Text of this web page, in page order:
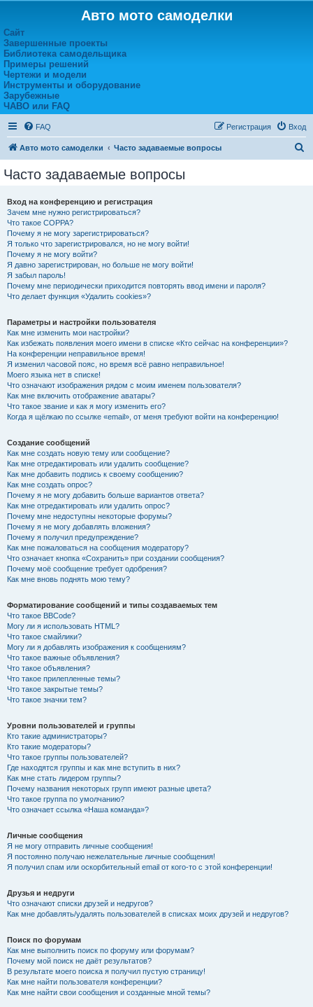
Авто мото самоделки
Сайт
Завершенные проекты
Библиотека самодельщика
Примеры решений
Чертежи и модели
Инструменты и оборудование
Зарубежные
ЧАВО или FAQ
FAQ Вход
Регистрация
Авто мото самоделки Часто задаваемые вопросы
Часто задаваемые вопросы
Вход на конференцию и регистрация
Зачем мне нужно регистрироваться?
Что такое COPPA?
Почему я не могу зарегистрироваться?
Я только что зарегистрировался, но не могу войти!
Почему я не могу войти?
Я давно зарегистрирован, но больше не могу войти!
Я забыл пароль!
Почему мне периодически приходится повторять ввод имени и пароля?
Что делает функция «Удалить cookies»?
Параметры и настройки пользователя
Как мне изменить мои настройки?
Как избежать появления моего имени в списке «Кто сейчас на конференции»?
На конференции неправильное время!
Я изменил часовой пояс, но время всё равно неправильное!
Моего языка нет в списке!
Что означают изображения рядом с моим именем пользователя?
Как мне включить отображение аватары?
Что такое звание и как я могу изменить его?
Когда я щёлкаю по ссылке «email», от меня требуют войти на конференцию!
Создание сообщений
Как мне создать новую тему или сообщение?
Как мне отредактировать или удалить сообщение?
Как мне добавить подпись к своему сообщению?
Как мне создать опрос?
Почему я не могу добавить больше вариантов ответа?
Как мне отредактировать или удалить опрос?
Почему мне недоступны некоторые форумы?
Почему я не могу добавлять вложения?
Почему я получил предупреждение?
Как мне пожаловаться на сообщения модератору?
Что означает кнопка «Сохранить» при создании сообщения?
Почему моё сообщение требует одобрения?
Как мне вновь поднять мою тему?
Форматирование сообщений и типы создаваемых тем
Что такое BBCode?
Могу ли я использовать HTML?
Что такое смайлики?
Могу ли я добавлять изображения к сообщениям?
Что такое важные объявления?
Что такое объявления?
Что такое прилепленные темы?
Что такое закрытые темы?
Что такое значки тем?
Уровни пользователей и группы
Кто такие администраторы?
Кто такие модераторы?
Что такое группы пользователей?
Где находятся группы и как мне вступить в них?
Как мне стать лидером группы?
Почему названия некоторых групп имеют разные цвета?
Что такое группа по умолчанию?
Что означает ссылка «Наша команда»?
Личные сообщения
Я не могу отправить личные сообщения!
Я постоянно получаю нежелательные личные сообщения!
Я получил спам или оскорбительный email от кого-то с этой конференции!
Друзья и недруги
Что означают списки друзей и недругов?
Как мне добавлять/удалять пользователей в списках моих друзей и недругов?
Поиск по форумам
Как мне выполнить поиск по форуму или форумам?
Почему мой поиск не даёт результатов?
В результате моего поиска я получил пустую страницу!
Как мне найти пользователя конференции?
Как мне найти свои сообщения и созданные мной темы?